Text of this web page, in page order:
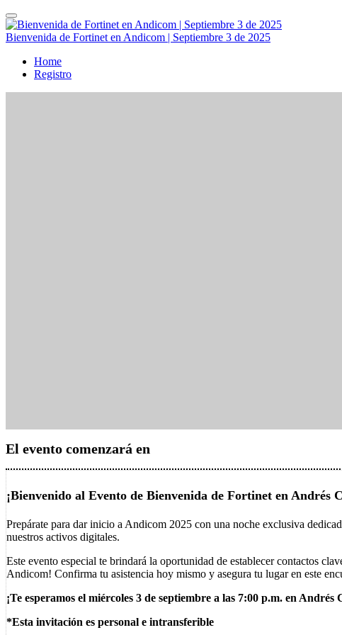
Bienvenida de Fortinet en Andicom | Septiembre 3 de 2025
Home
Registro
El evento comenzará en
¡Bienvenido al Evento de Bienvenida de Fortinet en Andrés
Prepárate para dar inicio a Andicom 2025 con una noche exclusiva
nuestros activos digitales.
Este evento especial te brindará la oportunidad de establecer contactos
Andicom! Confirma tu asistencia hoy mismo y asegura tu lugar en este
¡Te esperamos el miércoles 3 de septiembre a las 7:00 p.m. en Andrés
*Esta invitación es personal e intransferible